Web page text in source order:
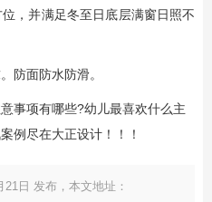
，并满足冬至日底层满窗日照不
防面防水防滑。
事项有哪些?幼儿最喜欢什么主
例尽在大正设计！！！
日 发布，本文地址：